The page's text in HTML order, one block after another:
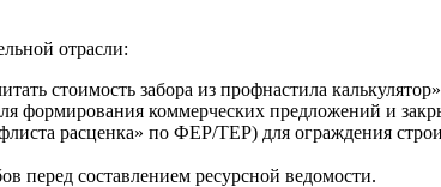
отрасли:
стоимость забора из профнастила
коммерческих предложений и
расценка» по ФЕР/ТЕР) для ограждения
перед составлением ресурсной ведомости.